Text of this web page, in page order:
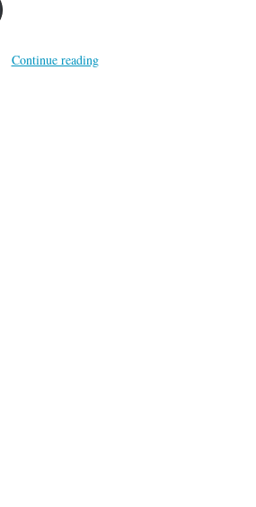
Continue reading